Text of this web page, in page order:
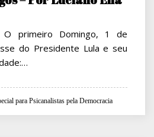
O primeiro Domingo, 1 de
do Presidente Lula e seu
para Psicanalistas pela Democracia